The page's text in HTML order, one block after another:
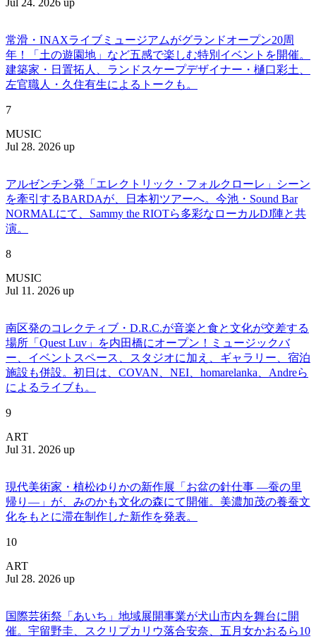
Jul 24. 2026 up
常滑・INAXライブミュージアムがグランドオープン20周
年！「土の遊園地」など五感で楽しむ特別イベントを開催。
建築家・日置拓人、ランドスケープデザイナー・樋口彩土、
左官職人・久住有生によるトークも。
7
MUSIC
Jul 28. 2026 up
アルゼンチン発「エレクトリック・フォルクローレ」シーン
を牽引するBARDAが、日本初ツアーへ。今池・Sound Bar
NORMALにて、Sammy the RIOTら多彩なローカルDJ陣と共
演。
8
MUSIC
Jul 11. 2026 up
南区発のコレクティブ・D.R.C.が⾳楽と⾷と⽂化が交差する
場所「Quest Luv」を内田橋にオープン！ミュージックバ
ー、イベントスペース、スタジオに加え、ギャラリー、宿泊
施設も併設。初日は、COVAN、NEI、homarelanka、Andreら
によるライブも。
9
ART
Jul 31. 2026 up
現代美術家・植松ゆりかの新作展「お盆の針仕事 ―蚕の里
帰り―」が、みのかも文化の森にて開催。美濃加茂の養蚕文
化をもとに滞在制作した新作を発表。
10
ART
Jul 28. 2026 up
国際芸術祭「あいち」地域展開事業が犬山市内を舞台に開
催。宇留野圭、スクリプカリウ落合安奈、五月女かおるら10